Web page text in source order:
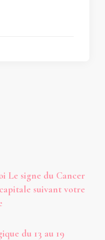
Le signe du Cancer
suivant votre
du 13 au 19